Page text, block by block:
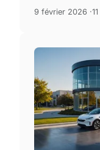
9 février 2026